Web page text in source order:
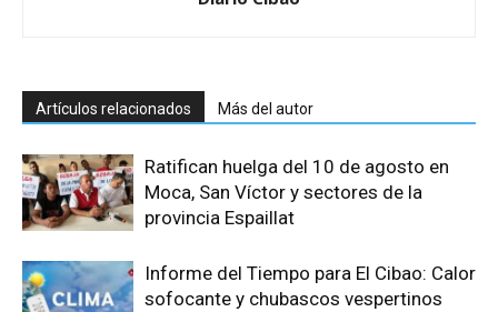
Artículos relacionados Más del autor
Ratifican huelga del 10 de agosto en
Moca, San Víctor y sectores de la
provincia Espaillat
Informe del Tiempo para El Cibao: Calor
sofocante y chubascos vespertinos